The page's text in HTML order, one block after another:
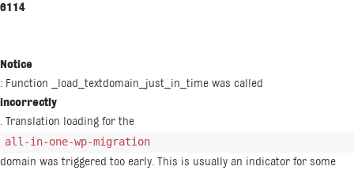
6114
Notice
: Function _load_textdomain_just_in_time was called
incorrectly
. Translation loading for the
all-in-one-wp-migration
domain was triggered too early. This is usually an indicator for some